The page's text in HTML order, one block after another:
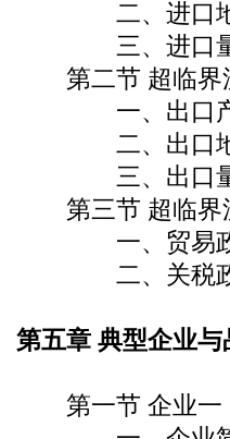
二、进口地
三、进口量
第二节 超临界
一、出口产
二、出口地
三、出口量
第三节 超临界
一、贸易政策
二、关税政策
第五章 典型企业与
第一节 企业一